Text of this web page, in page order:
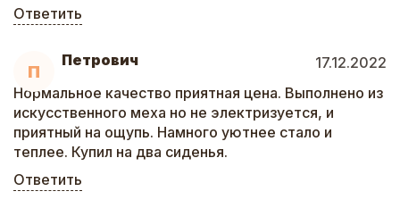
Ответить
П
Петрович
17.12.2022
Нормальное качество приятная цена. Выполнено из
искусственного меха но не электризуется, и
приятный на ощупь. Намного уютнее стало и
теплее. Купил на два сиденья.
Ответить